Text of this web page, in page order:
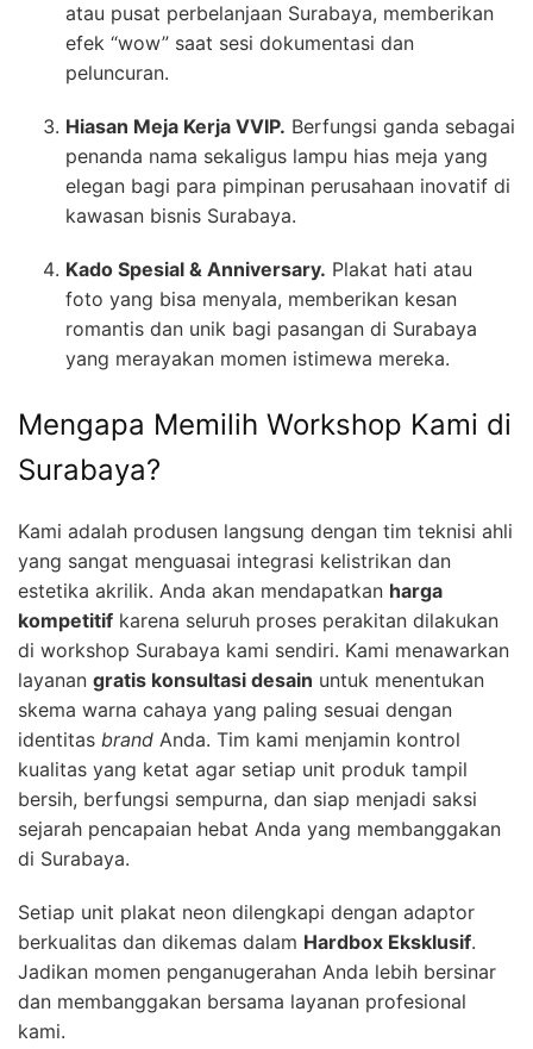
atau pusat perbelanjaan Surabaya, memberikan
efek “wow” saat sesi dokumentasi dan
peluncuran.
Hiasan Meja Kerja VVIP. Berfungsi ganda sebagai
penanda nama sekaligus lampu hias meja yang
elegan bagi para pimpinan perusahaan inovatif di
kawasan bisnis Surabaya.
Kado Spesial & Anniversary. Plakat hati atau
foto yang bisa menyala, memberikan kesan
romantis dan unik bagi pasangan di Surabaya
yang merayakan momen istimewa mereka.
Mengapa Memilih Workshop Kami di
Surabaya?
Kami adalah produsen langsung dengan tim teknisi ahli
yang sangat menguasai integrasi kelistrikan dan
estetika akrilik. Anda akan mendapatkan harga
kompetitif karena seluruh proses perakitan dilakukan
di workshop Surabaya kami sendiri. Kami menawarkan
layanan gratis konsultasi desain untuk menentukan
skema warna cahaya yang paling sesuai dengan
identitas brand Anda. Tim kami menjamin kontrol
kualitas yang ketat agar setiap unit produk tampil
bersih, berfungsi sempurna, dan siap menjadi saksi
sejarah pencapaian hebat Anda yang membanggakan
di Surabaya.
Setiap unit plakat neon dilengkapi dengan adaptor
berkualitas dan dikemas dalam Hardbox Eksklusif.
Jadikan momen penganugerahan Anda lebih bersinar
dan membanggakan bersama layanan profesional
kami.